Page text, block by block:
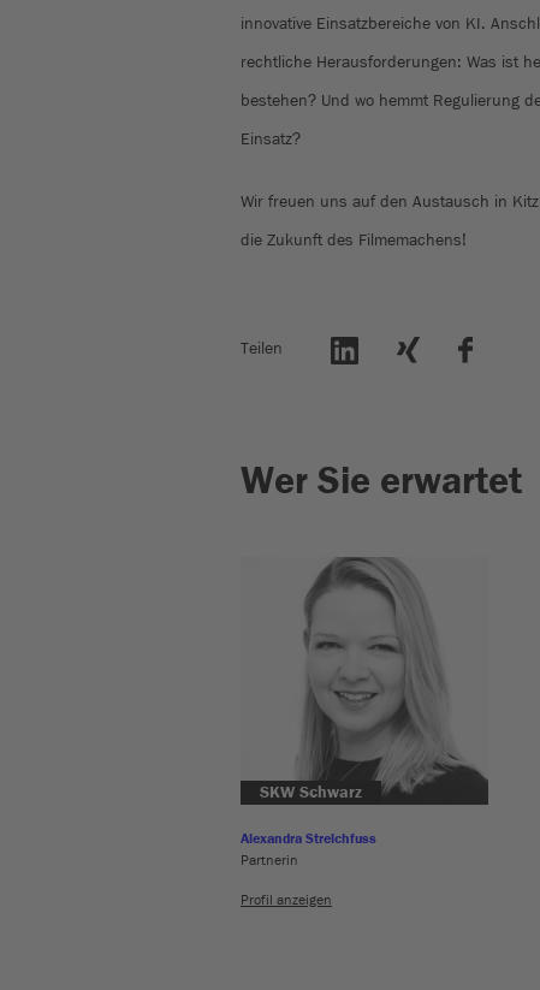
innovative Einsatzbereiche von KI.
rechtliche Herausforderungen: Was ist
bestehen? Und wo hemmt Regulierung
Einsatz?
Wir freuen uns auf den Austausch in
die Zukunft des Filmemachens!
Teilen
Wer Sie erwartet
SKW Schwarz
Alexandra Streichfuss
Partnerin
Profil anzeigen